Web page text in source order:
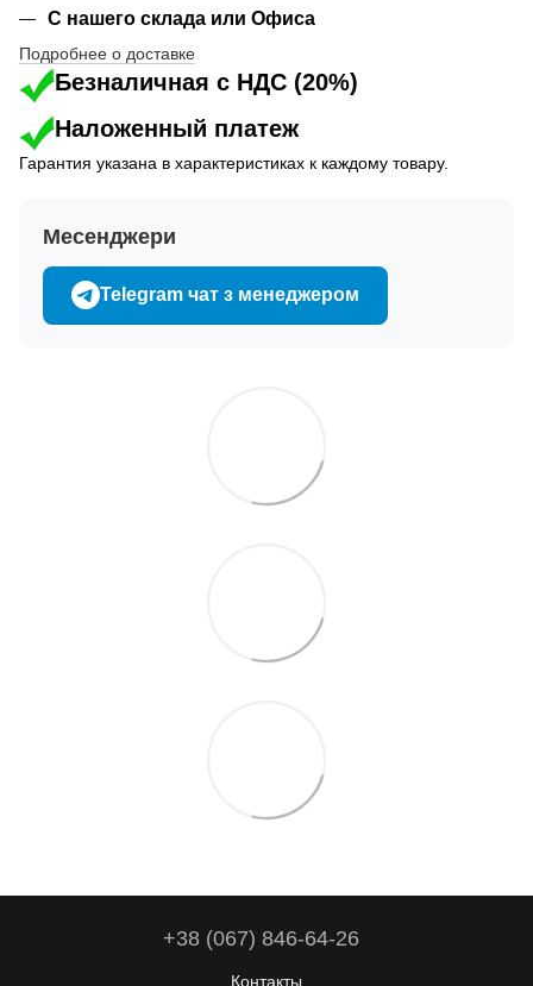
С нашего склада или Офиса
Подробнее о доставке
Безналичная с НДС (20%)
Наложенный платеж
Гарантия указана в характеристиках к каждому товару.
Месенджери
Telegram чат з менеджером
+38 (067) 846-64-26
Контакты